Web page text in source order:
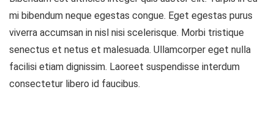
mi bibendum neque egestas congue. Eget egestas purus
viverra accumsan in nisl nisi scelerisque. Morbi tristique
senectus et netus et malesuada. Ullamcorper eget nulla
facilisi etiam dignissim. Laoreet suspendisse interdum
consectetur libero id faucibus.